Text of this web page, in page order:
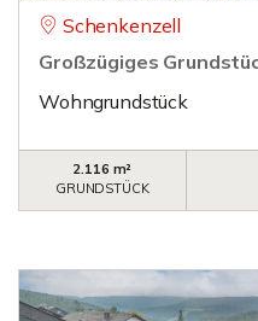
Schenkenzell
Großzügiges
Wohngrundstück
2.116 m²
GRUNDSTÜCK